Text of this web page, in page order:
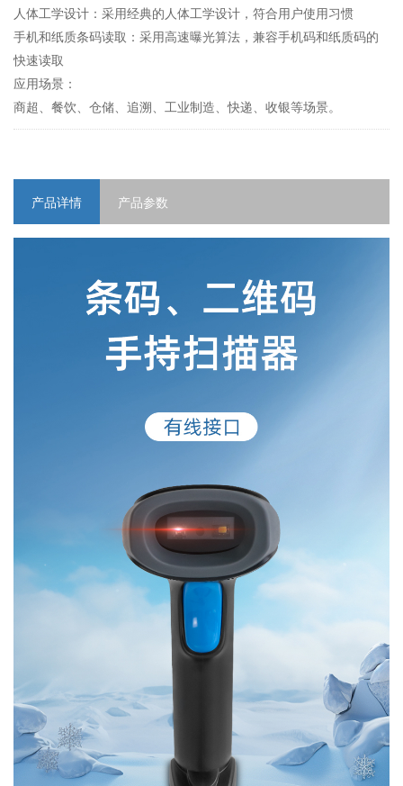
人体工学设计：采用经典的人体工学设计，符合用户使用习惯
手机和纸质条码读取：采用高速曝光算法，兼容手机码和纸质码的
快速读取
应用场景：
商超、餐饮、仓储、追溯、工业制造、快递、收银等场景。
产品详情 产品参数